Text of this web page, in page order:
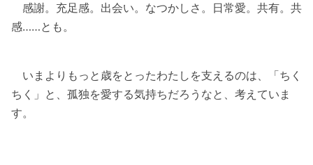
感謝。充足感。出会い。なつかしさ。日常愛。共有。共
感……とも。
いまよりもっと歳をとったわたしを支えるのは、「ちく
ちく」と、孤独を愛する気持ちだろうなと、考えていま
す。